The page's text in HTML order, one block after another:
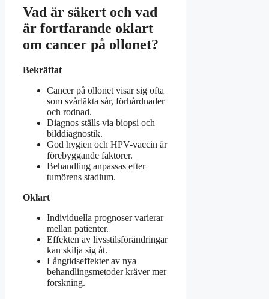
Vad är säkert och vad
är fortfarande oklart
om cancer på ollonet?
Bekräftat
Cancer på ollonet visar sig ofta
som svårläkta sår, förhårdnader
och rodnad.
Diagnos ställs via biopsi och
bilddiagnostik.
God hygien och HPV-vaccin är
förebyggande faktorer.
Behandling anpassas efter
tumörens stadium.
Oklart
Individuella prognoser varierar
mellan patienter.
Effekten av livsstilsförändringar
kan skilja sig åt.
Långtidseffekter av nya
behandlingsmetoder kräver mer
forskning.